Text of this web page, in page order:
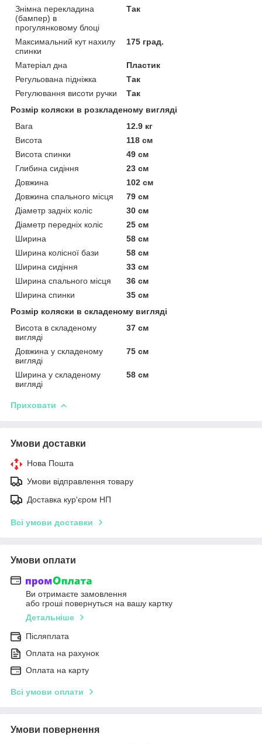
Знімна перекладина
(бампер) в
прогулянковому блоці
Так
Максимальний кут нахилу
спинки
175 град.
Матеріал дна
Пластик
Регульована підніжка
Так
Регулювання висоти ручки
Так
Розмір коляски в розкладеному вигляді
Вага
12.9 кг
Висота
118 см
Висота спинки
49 см
Глибина сидіння
23 см
Довжина
102 см
Довжина спального місця
79 см
Діаметр задніх коліс
30 см
Діаметр передніх коліс
25 см
Ширина
58 см
Ширина колісної бази
58 см
Ширина сидіння
33 см
Ширина спального місця
36 см
Ширина спинки
35 см
Розмір коляски в складеному вигляді
Висота в складеному
вигляді
37 см
Довжина у складеному
вигляді
75 см
Ширина у складеному
вигляді
58 см
Приховати
Умови доставки
Нова Пошта
Умови відправлення товару
Доставка кур'єром НП
Всі умови доставки
Умови оплати
Ви отримаєте замовлення
або гроші повернуться на вашу картку
Детальніше
Післяплата
Оплата на рахунок
Оплата на карту
Всі умови оплати
Умови повернення